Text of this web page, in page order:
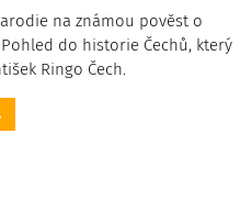
na známou pověst o
do historie Čechů, který
Ringo Čech.